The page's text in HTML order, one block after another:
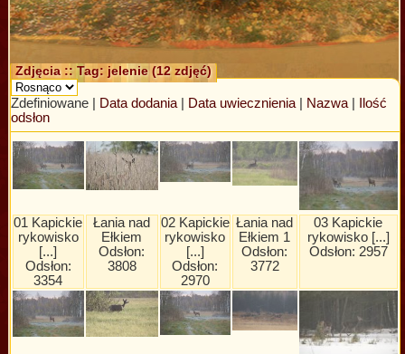
Zdjęcia :: Tag: jelenie (12 zdjęć)
Zdefiniowane | Data dodania| Data uwiecznienia| Nazwa|
Ilość
odsłon
01 Kapickie
rykowisko
[...]
Odsłon:
3354
Łania nad
Ełkiem
Odsłon:
3808
02 Kapickie
rykowisko
[...]
Odsłon:
2970
Łania nad
Ełkiem 1
Odsłon:
3772
03 Kapickie
rykowisko [...]
Odsłon: 2957